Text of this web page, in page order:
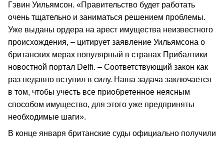
Гэвин Уильямсон. «Правительство будет работать
очень тщательно и заниматься решением проблемы.
Уже выданы ордера на арест имущества неизвестного
происхождения, – цитирует заявление Уильямсона о
британских мерах популярный в странах Прибалтики
новостной портал Delfi. – Соответствующий закон как
раз недавно вступил в силу. Наша задача заключается
в том, чтобы учесть все приобретенное неясным
способом имущество, для этого уже предприняты
необходимые шаги».
В конце января британские суды официально получили